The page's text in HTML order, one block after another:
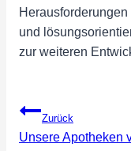
und
zur weiteren
Zurück
Unsere Apotheken